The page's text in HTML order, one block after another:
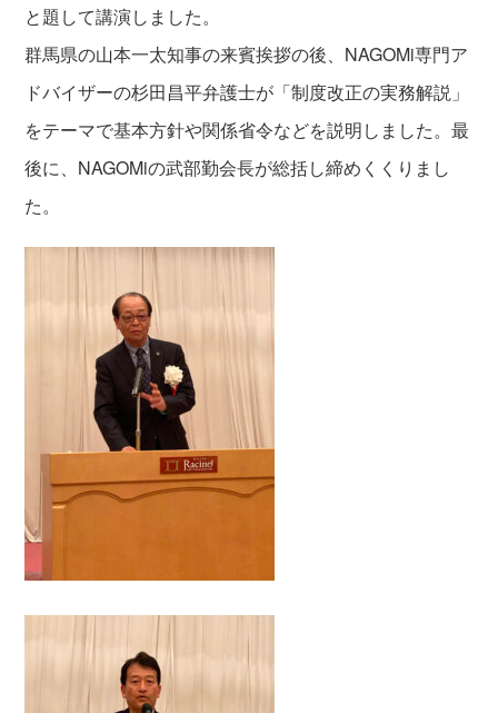
と題して講演しました。
群馬県の山本一太知事の来賓挨拶の後、NAGOMi専門ア
ドバイザーの杉田昌平弁護士が「制度改正の実務解説」
をテーマで基本方針や関係省令などを説明しました。最
後に、NAGOMiの武部勤会長が総括し締めくくりまし
た。